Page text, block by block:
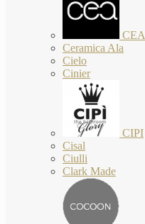
CEA
Ceramica Ala
Cielo
Cinier
CIPI
Cisal
Ciulli
Clark Made